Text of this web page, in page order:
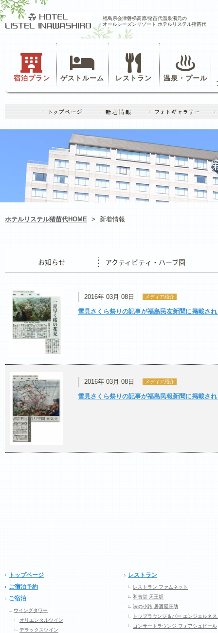
福島県会津磐梯高原/猪苗代温泉湯元の
オールシーズンリゾート ホテルリステル猪苗代
宿泊プラン ゲストルーム レストラン 温泉・プール
ホテルリステル猪苗代HOME > 新着情報
2016年 03月 08日 メディア紹介
雪見さくら祭りの記事が福島民友新聞に掲載さ
2016年 03月 08日 メディア紹介
雪見さくら祭りの記事が福島民報新聞に掲載さ
トップページ
ご宿泊予約
ご宿泊
ウイングタワー
オリエンタルツイン
デラックスツイン
レストラン
レストラン ファムネット
和食堂 天王坂
味の小路 居酒屋庄助
トップラウンジ＆バー エンジェルネス
コンサートラウンジ フォアシュピール